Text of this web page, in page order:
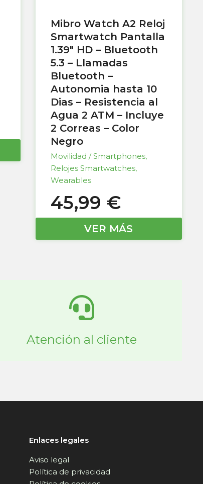
Mibro Watch A2 Reloj
Smartwatch Pantalla
1.39″ HD – Bluetooth
5.3 – Llamadas
Bluetooth –
Autonomia hasta 10
Dias – Resistencia al
Agua 2 ATM – Incluye
2 Correas – Color
Negro
Movilidad / Smartphones,
Relojes Smartwatches,
Wearables
45,99 €
VER MÁS
Atención al cliente
Enlaces legales
Aviso legal
Política de privacidad